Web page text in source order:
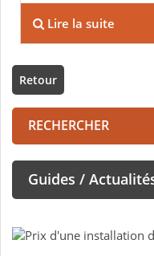
Lire la suite
Retour
RECHERCHER
Guides /